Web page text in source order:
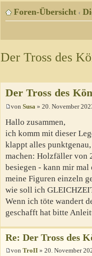
Foren-Übersicht ‹
Der Tross des
Der Tross des
von Susa » 20. November
Hallo zusammen,
ich komm mit dieser
klappt alles
machen: Holzfäller von
besiegen - kann mir
meine Figuren einzeln
wie soll ich
Wenn ich töte wandert
geschafft hat bitte
Re: Der Tross des
von TroII » 20. November